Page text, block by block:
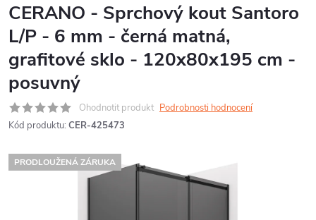
CERANO - Sprchový kout Santoro
L/P - 6 mm - černá matná,
grafitové sklo - 120x80x195 cm -
posuvný
Ohodnotit produkt Podrobnosti hodnocení
Kód produktu: CER-425473
PRODLOUŽENÁ ZÁRUKA